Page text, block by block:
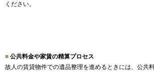
ください。
公共料金や家賃の精算プロセス
故人の賃貸物件での遺品整理を進めるときには、 公共